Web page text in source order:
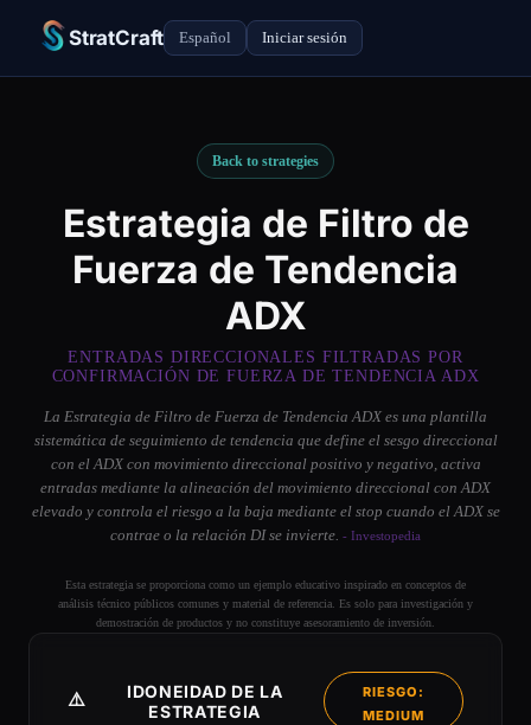
StratCraft Español Iniciar sesión
Back to strategies
Estrategia de Filtro de
Fuerza de Tendencia
ADX
ENTRADAS DIRECCIONALES FILTRADAS POR
CONFIRMACIÓN DE FUERZA DE TENDENCIA ADX
La Estrategia de Filtro de Fuerza de Tendencia ADX es una plantilla
sistemática de seguimiento de tendencia que define el sesgo direccional
con el ADX con movimiento direccional positivo y negativo, activa
entradas mediante la alineación del movimiento direccional con ADX
elevado y controla el riesgo a la baja mediante el stop cuando el ADX se
contrae o la relación DI se invierte. - Investopedia
Esta estrategia se proporciona como un ejemplo educativo inspirado en conceptos de
análisis técnico públicos comunes y material de referencia. Es solo para investigación y
demostración de productos y no constituye asesoramiento de inversión.
⚠️
IDONEIDAD DE LA
ESTRATEGIA
RIESGO:
MEDIUM